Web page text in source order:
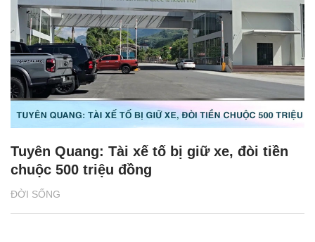
ĐỜI SỐNG
Tuyên Quang: Tài xế tố bị giữ xe, đòi tiền
chuộc 500 triệu đồng